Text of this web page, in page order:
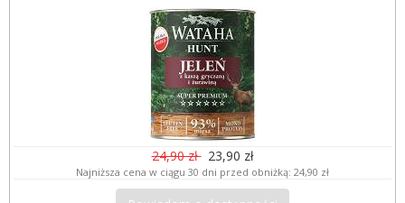
24,90 zł 23,90 zł
Najniższa cena w ciągu 30 dni przed obniżką: 24,90 zł